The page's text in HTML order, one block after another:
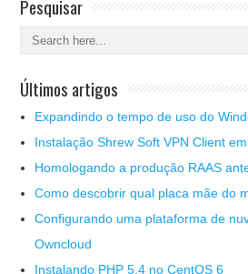
Pesquisar
Últimos artigos
Expandindo o tempo de uso do
Instalação Shrew Soft VPN Client
Homologando a produção RAAS
Como descobrir qual placa mãe do
Configurando uma plataforma de
Owncloud
Instalando PHP 5.4 no CentOS 6